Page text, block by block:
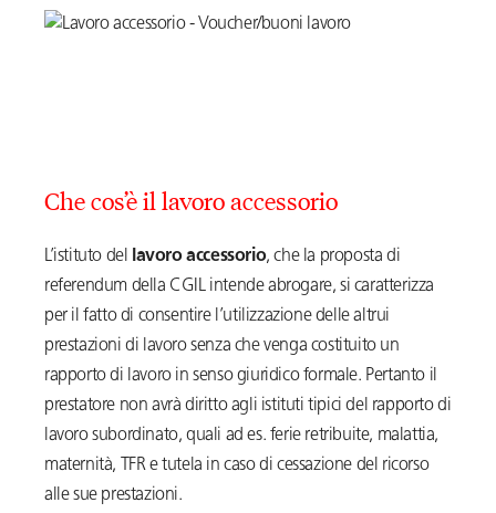
Che cos’è il lavoro accessorio
L’istituto del lavoro accessorio, che la proposta di
referendum della CGIL intende abrogare, si caratterizza
per il fatto di consentire l’utilizzazione delle altrui
prestazioni di lavoro senza che venga costituito un
rapporto di lavoro in senso giuridico formale. Pertanto il
prestatore non avrà diritto agli istituti tipici del rapporto di
lavoro subordinato, quali ad es. ferie retribuite, malattia,
maternità, TFR e tutela in caso di cessazione del ricorso
alle sue prestazioni.